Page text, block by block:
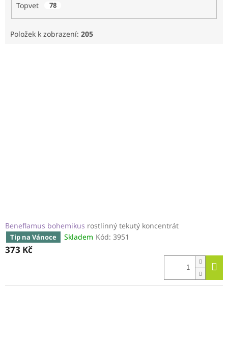
Topvet 78
Položek k zobrazení: 205
Beneflamus bohemikus rostlinný tekutý koncentrát
Tip na Vánoce Skladem Kód: 3951
373 Kč